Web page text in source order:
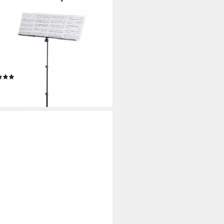
& MEYER
(10062 Notenpult - Robby
Stative & Halter, Notenständer),
- in 3-4 Werktagen bei dir